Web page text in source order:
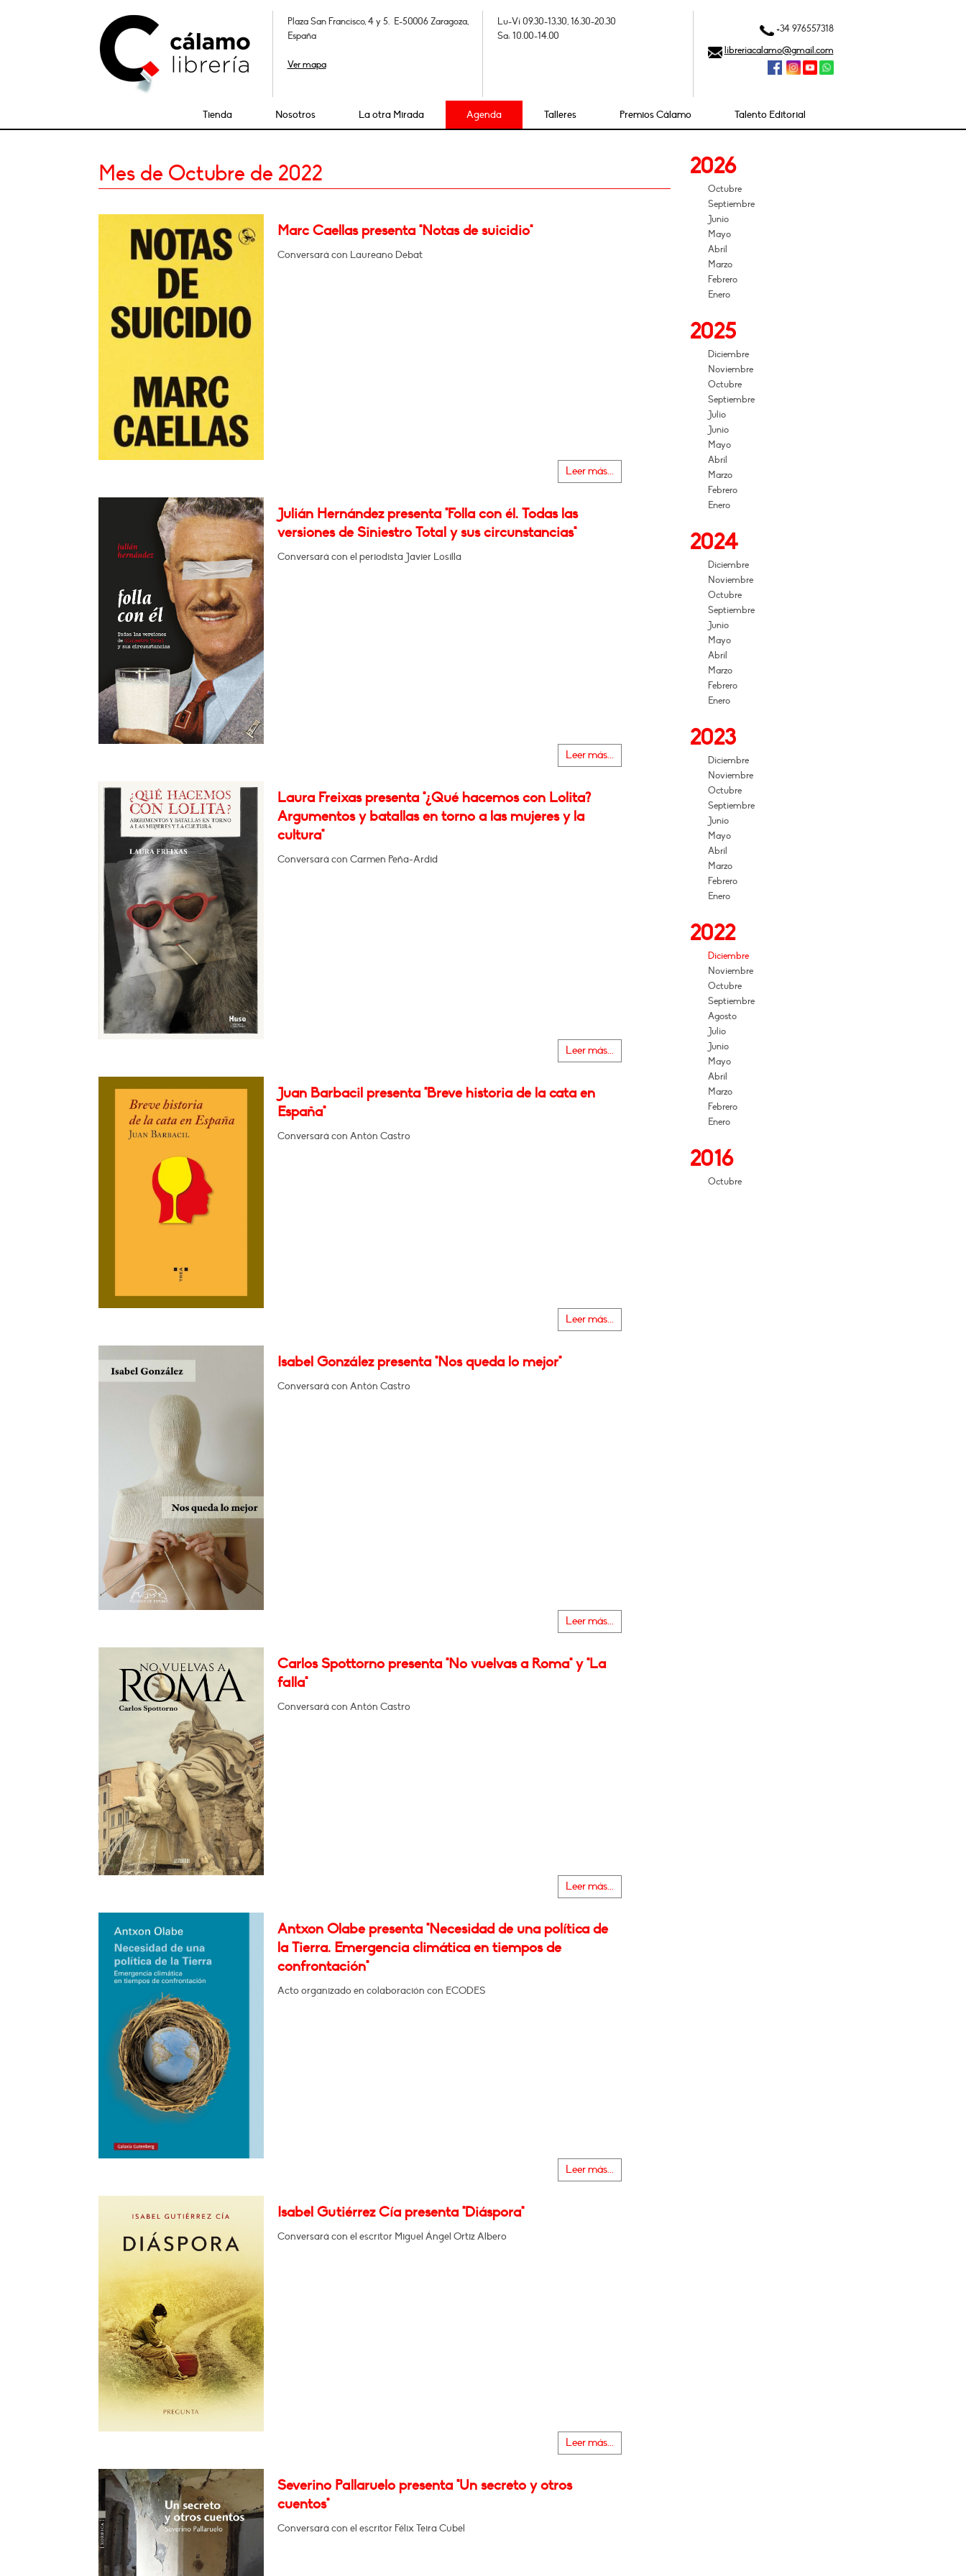
Plaza San Francisco, 4 y 5. E-50006 Zaragoza,
España
Ver mapa
Lu-Vi 09.30-13.30, 16.30-20.30
Sa: 10.00-14.00
+34 976557318
libreriacalamo@gmail.com
Tienda Nosotros La otra Mirada Agenda Talleres Premios Cálamo Talento Editorial
Mes de Octubre de 2022
Marc Caellas presenta "Notas de suicidio"
Conversará con Laureano Debat
Leer más...
Julián Hernández presenta "Folla con él. Todas las
versiones de Siniestro Total y sus circunstancias"
Conversará con el periodista Javier Losilla
Leer más...
Laura Freixas presenta "¿Qué hacemos con Lolita?
Argumentos y batallas en torno a las mujeres y la
cultura"
Conversará con Carmen Peña-Ardid
Leer más...
Juan Barbacil presenta "Breve historia de la cata en
España"
Conversará con Antón Castro
Leer más...
Isabel González presenta "Nos queda lo mejor"
Conversará con Antón Castro
Leer más...
Carlos Spottorno presenta "No vuelvas a Roma" y "La
falla"
Conversará con Antón Castro
Leer más...
Antxon Olabe presenta "Necesidad de una política de
la Tierra. Emergencia climática en tiempos de
confrontación"
Acto organizado en colaboración con ECODES
Leer más...
Isabel Gutiérrez Cía presenta "Diáspora"
Conversará con el escritor Miguel Ángel Ortiz Albero
Leer más...
Severino Pallaruelo presenta "Un secreto y otros
cuentos"
Conversará con el escritor Félix Teira Cubel
2026
Octubre
Septiembre
Junio
Mayo
Abril
Marzo
Febrero
Enero
2025
Diciembre
Noviembre
Octubre
Septiembre
Julio
Junio
Mayo
Abril
Marzo
Febrero
Enero
2024
Diciembre
Noviembre
Octubre
Septiembre
Junio
Mayo
Abril
Marzo
Febrero
Enero
2023
Diciembre
Noviembre
Octubre
Septiembre
Junio
Mayo
Abril
Marzo
Febrero
Enero
2022
Diciembre
Noviembre
Octubre
Septiembre
Agosto
Julio
Junio
Mayo
Abril
Marzo
Febrero
Enero
2016
Octubre